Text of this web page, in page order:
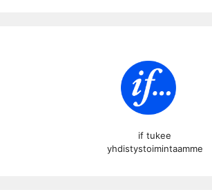
if tukee
yhdistystoimintaamme